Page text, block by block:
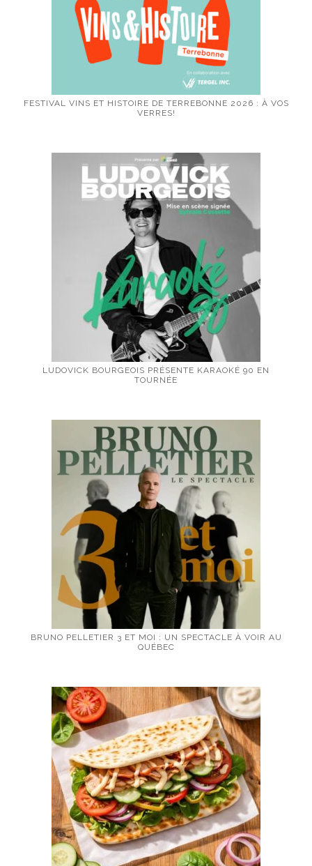
FESTIVAL VINS ET HISTOIRE DE TERREBONNE 2026 : À VOS
VERRES!
LUDOVICK BOURGEOIS PRÉSENTE KARAOKÉ 90 EN
TOURNÉE
BRUNO PELLETIER 3 ET MOI : UN SPECTACLE À VOIR AU
QUÉBEC